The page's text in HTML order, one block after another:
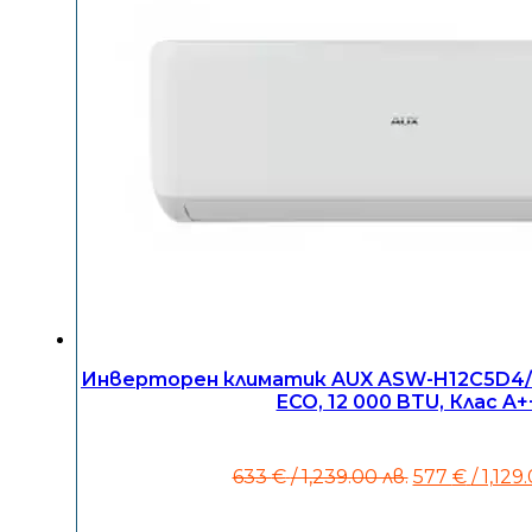
Инверторен климатик AUX ASW-
ECO, 12 000 BTU, Клас
633€ / 1,239.00 лв. Original
577 € /